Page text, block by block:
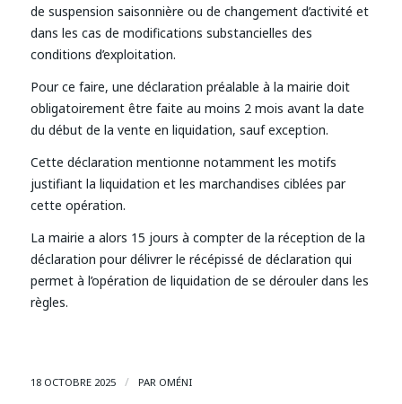
de suspension saisonnière ou de changement d’activité et
dans les cas de modifications substancielles des
conditions d’exploitation.
Pour ce faire, une déclaration préalable à la mairie doit
obligatoirement être faite au moins 2 mois avant la date
du début de la vente en liquidation, sauf exception.
Cette déclaration mentionne notamment les motifs
justifiant la liquidation et les marchandises ciblées par
cette opération.
La mairie a alors 15 jours à compter de la réception de la
déclaration pour délivrer le récépissé de déclaration qui
permet à l’opération de liquidation de se dérouler dans les
règles.
18 OCTOBRE 2025 / PAR OMÉNI